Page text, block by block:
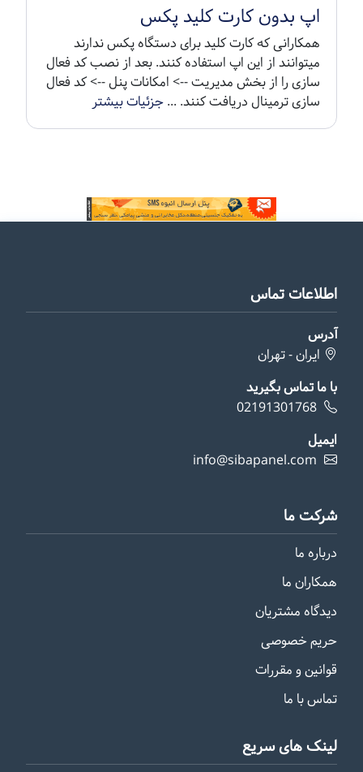
اپ بدون کارت کلید پکس
همکارانی که کارت کلید برای دستگاه پکس ندارند
میتوانند از این اپ استفاده کنند. بعد از نصب کد فعال
سازی را از بخش مدیریت --> امکانات پنل --> کد فعال
سازی ترمینال دریافت کنند. ...جزئیات بیشتر
اطلاعات تماس
آدرس
ایران - تهران
با ما تماس بگیرید
02191301768
ایمیل
info@sibapanel.com
شرکت ما
درباره ما
همکاران ما
دیدگاه مشتریان
حریم خصوصی
قوانین و مقررات
تماس با ما
لینک های سریع